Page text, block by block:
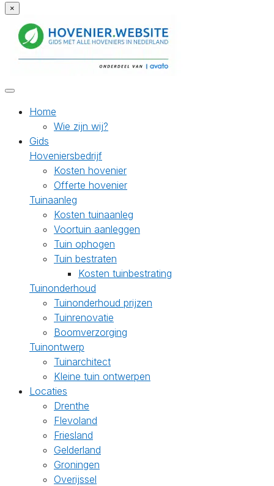
×
Home
Wie zijn wij?
Gids
Hoveniersbedrijf
Kosten hovenier
Offerte hovenier
Tuinaanleg
Kosten tuinaanleg
Voortuin aanleggen
Tuin ophogen
Tuin bestraten
Kosten tuinbestrating
Tuinonderhoud
Tuinonderhoud prijzen
Tuinrenovatie
Boomverzorging
Tuinontwerp
Tuinarchitect
Kleine tuin ontwerpen
Locaties
Drenthe
Flevoland
Friesland
Gelderland
Groningen
Overijssel